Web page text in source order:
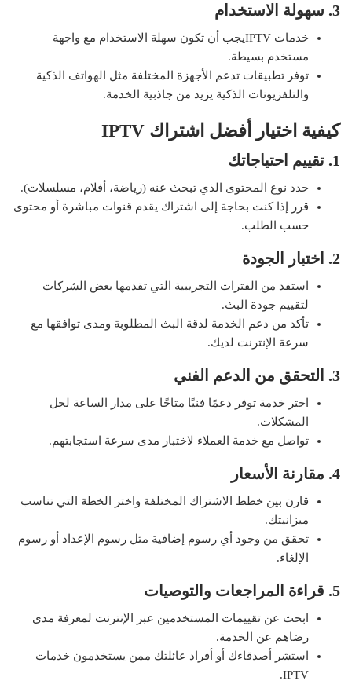
3. سهولة الاستخدام
خدمات IPTVيجب أن تكون سهلة الاستخدام مع واجهة
مستخدم بسيطة.
توفر تطبيقات تدعم الأجهزة المختلفة مثل الهواتف الذكية
والتلفزيونات الذكية يزيد من جاذبية الخدمة.
كيفية اختيار أفضل اشتراك IPTV
1. تقييم احتياجاتك
حدد نوع المحتوى الذي تبحث عنه (رياضة، أفلام، مسلسلات).
قرر إذا كنت بحاجة إلى اشتراك يقدم قنوات مباشرة أو محتوى
حسب الطلب.
2. اختبار الجودة
استفد من الفترات التجريبية التي تقدمها بعض الشركات
لتقييم جودة البث.
تأكد من دعم الخدمة لدقة البث المطلوبة ومدى توافقها مع
سرعة الإنترنت لديك.
3. التحقق من الدعم الفني
اختر خدمة توفر دعمًا فنيًا متاحًا على مدار الساعة لحل
المشكلات.
تواصل مع خدمة العملاء لاختبار مدى سرعة استجابتهم.
4. مقارنة الأسعار
قارن بين خطط الاشتراك المختلفة واختر الخطة التي تناسب
ميزانيتك.
تحقق من وجود أي رسوم إضافية مثل رسوم الإعداد أو رسوم
الإلغاء.
5. قراءة المراجعات والتوصيات
ابحث عن تقييمات المستخدمين عبر الإنترنت لمعرفة مدى
رضاهم عن الخدمة.
استشر أصدقاءك أو أفراد عائلتك ممن يستخدمون خدمات
IPTV.